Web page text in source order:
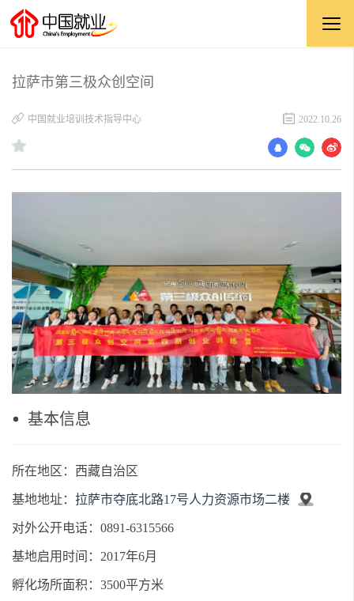
拉萨市第三极众创空间
中国就业培训技术指导中心 2022.10.26
基本信息
所在地区：西藏自治区
基地地址： 拉萨市夺底北路17号人力资源市场二楼
对外公开电话：0891-6315566
基地启用时间：2017年6月
孵化场所面积：3500平方米